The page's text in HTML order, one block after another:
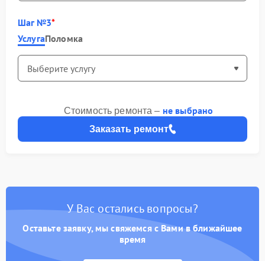
Шаг №3
УслугаПоломка
Заказать ремонт
Стоимость ремонта – не выбрано
У Вас остались вопросы?
Оставьте заявку, мы свяжемся с Вами в ближайшее
время